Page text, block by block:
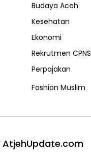
Budaya Aceh
Kesehatan
Ekonomi
Rekrutmen CPNS
Perpajakan
Fashion Muslim
AtjehUpdate.com